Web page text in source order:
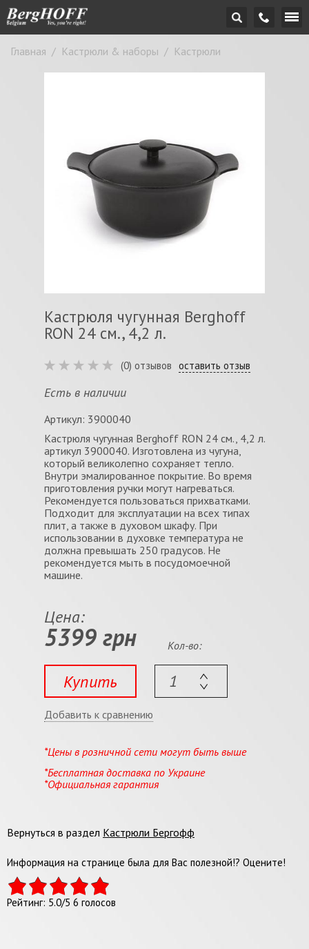
Главная / Кастрюли & наборы / Кастрюли
Кастрюля чугунная Berghoff
RON 24 см., 4,2 л.
(0) отзывов оставить отзыв
Есть в наличии
Артикул: 3900040
Кастрюля чугунная Berghoff RON 24 см., 4,2 л.
артикул 3900040. Изготовлена из чугуна,
который великолепно сохраняет тепло.
Внутри эмалированное покрытие. Во время
приготовления ручки могут нагреваться.
Рекомендуется пользоваться прихватками.
Подходит для эксплуатации на всех типах
плит, а также в духовом шкафу. При
использовании в духовке температура не
должна превышать 250 градусов. Не
рекомендуется мыть в посудомоечной
машине.
Цена:
5399 грн
Купить
Кол-во:
Добавить к сравнению
*Цены в розничной сети могут быть выше
*Бесплатная доставка по Украине
*Официальная гарантия
Вернуться в раздел Кастрюли Бергофф
Информация на странице была для Вас полезной!? Оцените!
Рейтинг: 5.0/5 6 голосов